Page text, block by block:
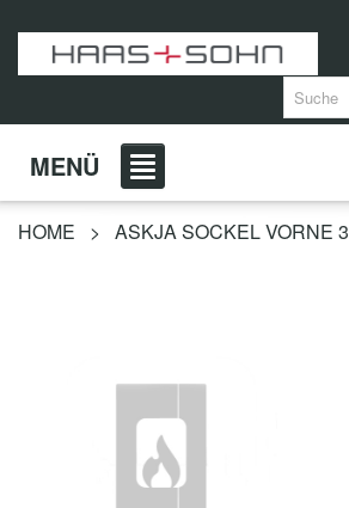
MENÜ
HOME > ASKJA SOCKEL VORNE 3